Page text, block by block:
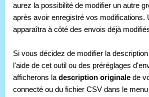
aurez la possibilité de modifier un autre
après avoir enregistré vos modifications.
apparaîtra à côté des envois déjà
Si vous décidez de modifier la
l'aide de cet outil ou des préréglages
afficherons la description originale de
connecté ou du fichier CSV dans le